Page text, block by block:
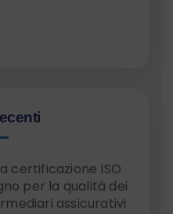
certificazione ISO
per la qualità dei
assicurativi